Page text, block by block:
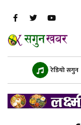
रेडियो सगुन